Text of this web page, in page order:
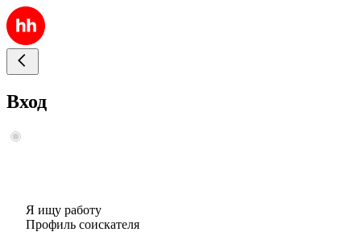
Вход
Я ищу работу
Профиль соискателя